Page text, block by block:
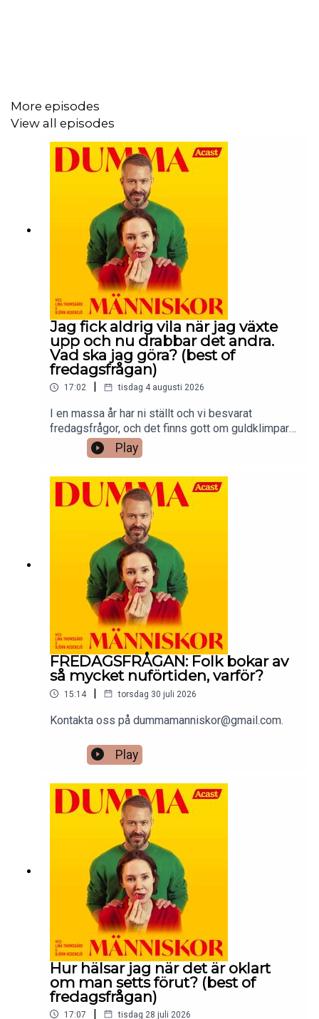
More episodes
View all episodes
Jag fick aldrig vila när jag växte
upp och nu drabbar det andra.
Vad ska jag göra? (best of
fredagsfrågan)
17:02 tisdag 4 augusti 2026
I en massa år har ni ställt och vi besvarat
fredagsfrågor, och det finns gott om guldklimpar i
katalogen. I sommar repriserar vi våra favoriter –
fredagsfrågor som verkligen förtjänar en lyssning
(till) – på onsdagar. På fredagar kommer helt nya
fredagsfrågor som vanligt.Redigering: Peter
Malmqvist.Kontakta oss på
dummamanniskor@gmail.com.
Play
FREDAGSFRÅGAN: Folk bokar av
så mycket nuförtiden, varför?
15:14 | torsdag 30 juli 2026
Kontakta oss på dummamanniskor@gmail.com.
Play
Hur hälsar jag när det är oklart
om man setts förut? (best of
fredagsfrågan)
17:07 | tisdag 28 juli 2026